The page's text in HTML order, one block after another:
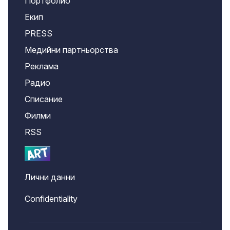
Екип
PRESS
Медийни партньорства
Реклама
Радио
Списание
Филми
RSS
Лични данни
Confidentiality